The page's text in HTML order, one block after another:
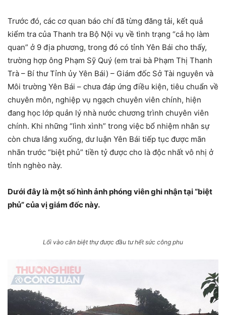
Trước đó, các cơ quan báo chí đã từng đăng tải, kết quả
kiểm tra của Thanh tra Bộ Nội vụ về tình trạng “cả họ làm
quan” ở 9 địa phương, trong đó có tỉnh Yên Bái cho thấy,
trường hợp ông Phạm Sỹ Quý (em trai bà Phạm Thị Thanh
Trà – Bí thư Tỉnh ủy Yên Bái) – Giám đốc Sở Tài nguyên và
Môi trường Yên Bái – chưa đáp ứng điều kiện, tiêu chuẩn về
chuyên môn, nghiệp vụ ngạch chuyên viên chính, hiện
đang học lớp quản lý nhà nước chương trình chuyên viên
chính. Khi những “lình xình” trong việc bổ nhiệm nhân sự
còn chưa lắng xuống, dư luận Yên Bái tiếp tục được mãn
nhãn trước “biệt phủ” tiền tỷ được cho là độc nhất vô nhị ở
tỉnh nghèo này.
Dưới đây là một số hình ảnh phóng viên ghi nhận tại “biệt
phủ” của vị giám đốc này.
Lối vào căn biệt thự được đầu tư hết sức công phu